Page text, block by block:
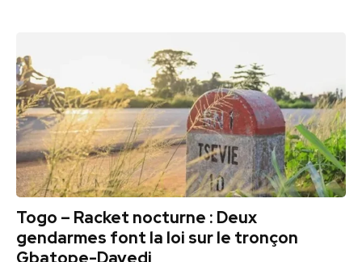
Togo – Racket nocturne : Deux
gendarmes font la loi sur le tronçon